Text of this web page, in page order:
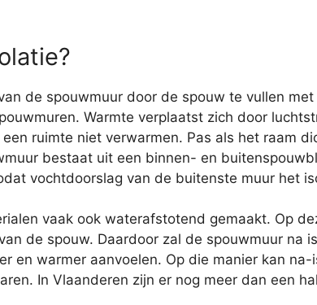
de spouwmuur door de spouw te vullen
Warmte verplaatst zich door
ruimte niet verwarmen. Pas als het raam
bestaat uit een binnen- en
vochtdoorslag van de buitenste muur het
vaak ook waterafstotend gemaakt. Op
de spouw. Daardoor zal de spouwmuur na
en warmer aanvoelen. Op die manier kan
In Vlaanderen zijn er nog meer dan een